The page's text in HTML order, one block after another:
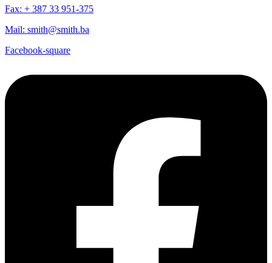
Fax: + 387 33 951-375
Mail: smith@smith.ba
Facebook-square